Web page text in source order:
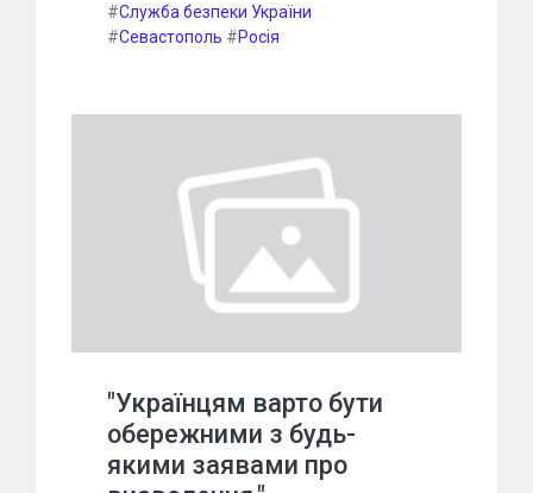
#Служба безпеки України
#Севастополь #Росія
"Українцям варто бути
обережними з будь-
якими заявами про